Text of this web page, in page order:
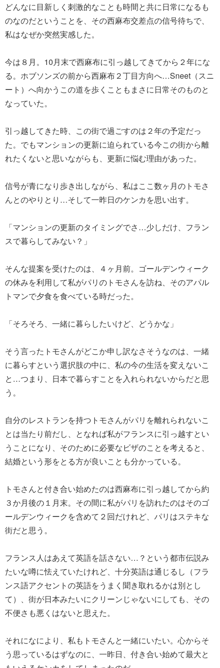
どんなに目新しく刺激的なことも時間と共に日常になるも
のなのだということを、その西麻布交差点の信号待ちで、
私はなぜか突然実感した。
今は８月。10月末で西麻布に引っ越してきてから２年にな
る。ホブソンズの前から西麻布２丁目方向へ…Sneet（スニ
ート）へ向かうこの道を歩くこともまさに日常そのものと
なっていた。
引っ越してきた時、この街で過ごすのは２年の予定だっ
た。でもマンションの更新に迫られている今この街から離
れたくないと思いながらも、更新に悩む理由があった。
信号が青になり歩き出しながら、私はここ数ヶ月のトモさ
んとのやりとり…そして一昨日のケンカを思い出す。
「マンションの更新のタイミングでさ…少しだけ、フラン
スで暮らしてみない？」
そんな提案を受けたのは、４ヶ月前。ゴールデンウィーク
の休みを利用して私がパリのトモさんを訪ね、そのアパル
トマンで夕食を食べている時だった。
「そろそろ、一緒に暮らしたいけど、どうかな」
そう言ったトモさんがどこか申し訳なさそうなのは、一緒
に暮らすという選択肢の中に、私の今の生活を変えないこ
と…つまり、日本で暮らすことを入れられないからだと思
う。
自分のレストランを持つトモさんがパリを離れられないこ
とは当たり前だし、となれば私がフランスに引っ越すとい
うことになり、そのために必要なビザのことを考えると、
結婚という形をとる方が良いことも分かっている。
トモさんと付き合い始めたのは西麻布に引っ越してから約
３か月後の１月末。その間に私がパリを訪れたのはそのゴ
ールデンウィークを含めて２回だけれど、パリはステキな
街だと思う。
フランス人はあえて英語を話さない…？という都市伝説み
たいな噂に怯えていたけれど、十分英語は通じるし（フラ
ンス語アクセントの英語をうまく聞き取れるかは別とし
て）、街が日本みたいにクリーンじゃないにしても、その
不便さも悪くはないと思えた。
それになにより、私もトモさんと一緒にいたい。心からそ
う思っているはずなのに、一昨日、付き合い始めて最大と